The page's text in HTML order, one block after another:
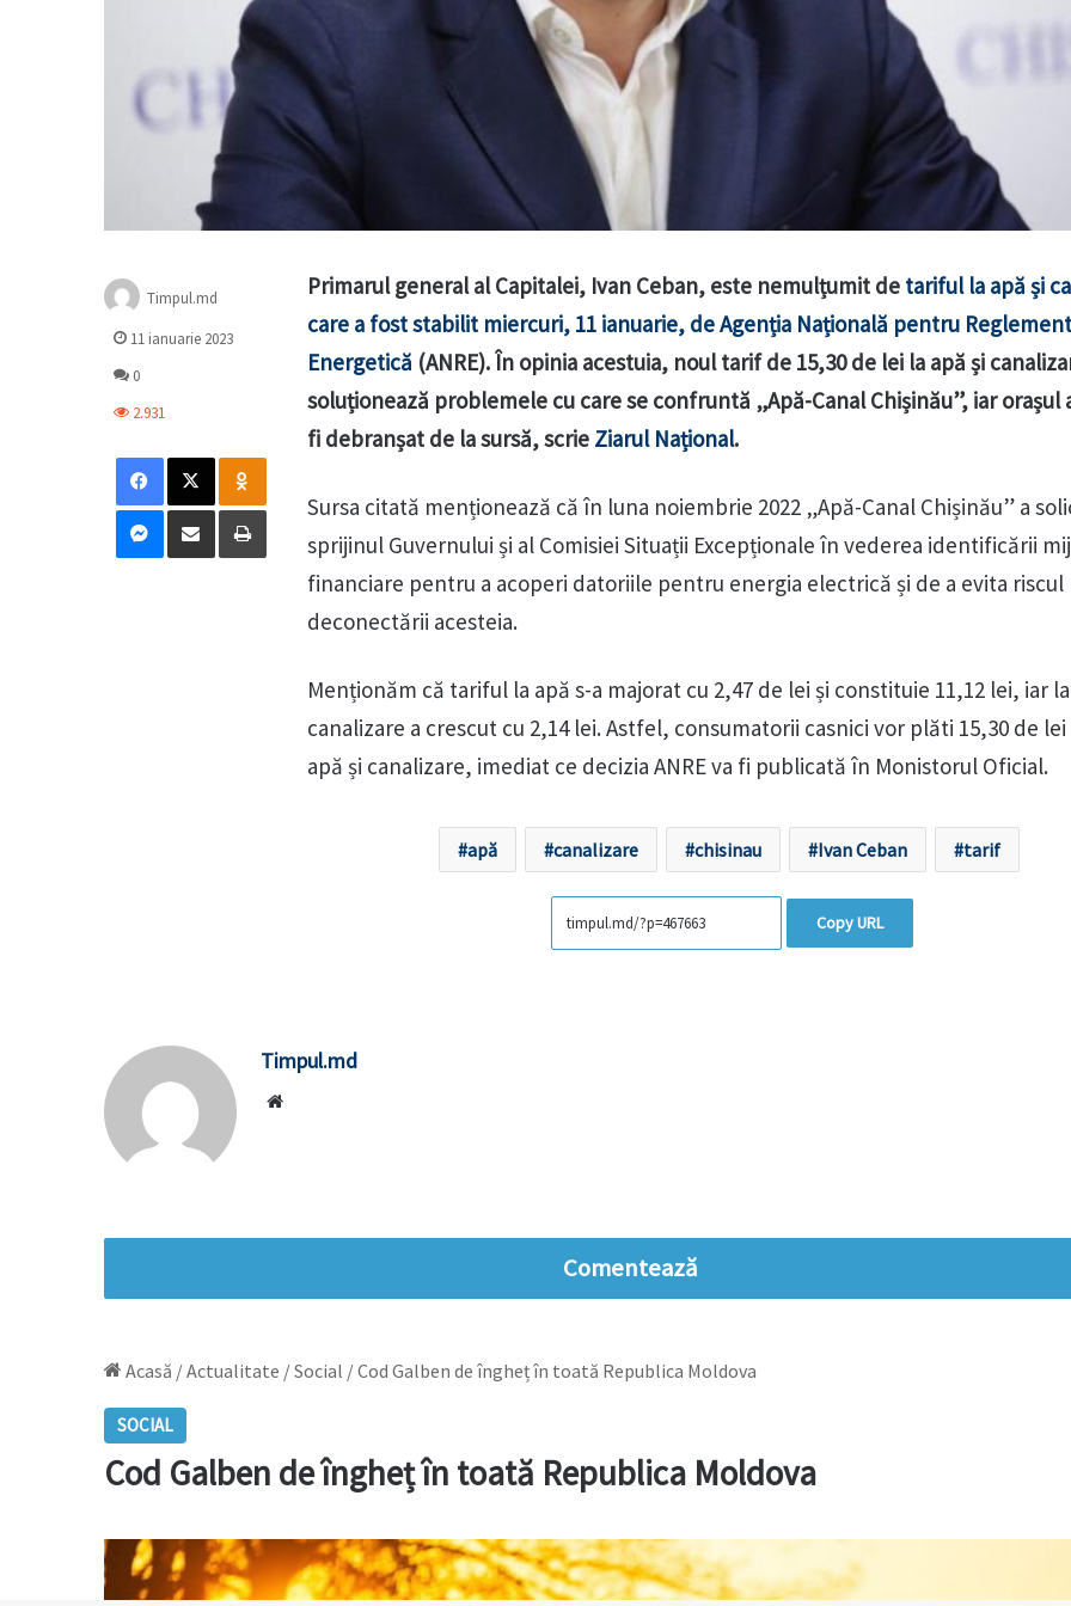
Primarul general al Capitalei, Ivan Ceban, este nemulțumit de tariful la apă și
care a fost stabilit miercuri, 11 ianuarie, de Agenția Națională pentru
Energetică (ANRE). În opinia acestuia, noul tarif de 15,30 de lei la apă și
soluționează problemele cu care se confruntă „Apă-Canal Chișinău”, iar orașul
fi debranșat de la sursă, scrie Ziarul Național.
Sursa citată menționează că în luna noiembrie 2022 „Apă-Canal Chișinău” a
sprijinul Guvernului și al Comisiei Situații Excepționale în vederea identificării
financiare pentru a acoperi datoriile pentru energia electrică și de a evita riscul
deconectării acesteia.
Menționăm că tariful la apă s-a majorat cu 2,47 de lei și constituie 11,12 lei, iar la
canalizare a crescut cu 2,14 lei. Astfel, consumatorii casnici vor plăti 15,30 de
apă și canalizare, imediat ce decizia ANRE va fi publicată în Monistorul Oficial.
apă canalizare chisinau Ivan Ceban tarif
Copy URL
Timpul.md
11 ianuarie 2023
0
2.931
Facebook
X Odnoklassniki
Messenger
Distribuie prin mail Tipărește
Timpul.md
Comentează